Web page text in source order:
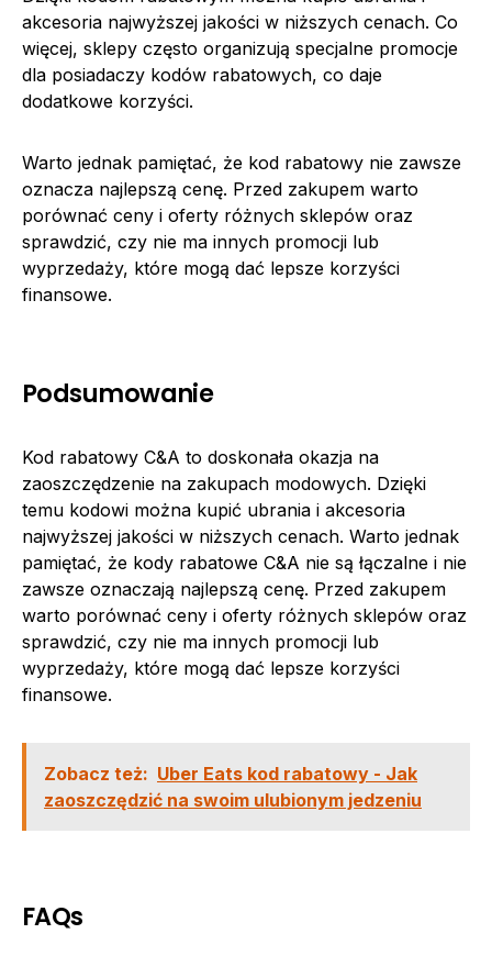
akcesoria najwyższej jakości w niższych cenach. Co
więcej, sklepy często organizują specjalne promocje
dla posiadaczy kodów rabatowych, co daje
dodatkowe korzyści.
Warto jednak pamiętać, że kod rabatowy nie zawsze
oznacza najlepszą cenę. Przed zakupem warto
porównać ceny i oferty różnych sklepów oraz
sprawdzić, czy nie ma innych promocji lub
wyprzedaży, które mogą dać lepsze korzyści
finansowe.
Podsumowanie
Kod rabatowy C&A to doskonała okazja na
zaoszczędzenie na zakupach modowych. Dzięki
temu kodowi można kupić ubrania i akcesoria
najwyższej jakości w niższych cenach. Warto jednak
pamiętać, że kody rabatowe C&A nie są łączalne i nie
zawsze oznaczają najlepszą cenę. Przed zakupem
warto porównać ceny i oferty różnych sklepów oraz
sprawdzić, czy nie ma innych promocji lub
wyprzedaży, które mogą dać lepsze korzyści
finansowe.
Zobacz też: Uber Eats kod rabatowy - Jak
zaoszczędzić na swoim ulubionym jedzeniu
FAQs